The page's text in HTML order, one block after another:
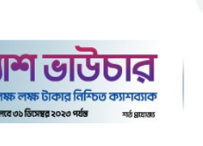
বালু উত্তোলনে ইউপি
সদস্যকে জরিমানা,
একজনের কা রা দ ণ্ড
যশোর থেকে স্কুলছাত্রী
নিয়ে সিলেটে যুবক,
অতঃপর যা ঘটলো